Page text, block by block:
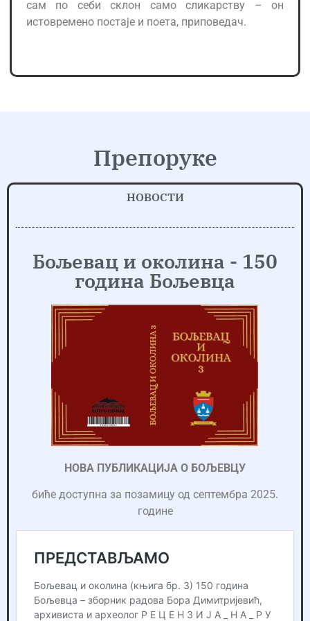
сам по себи склон само сликарству – он
истовремено постаје и поета, приповедач.
Препоруке
НОВОСТИ
Бољевац и околина - 150
година Бољевца
НОВА ПУБЛИКАЦИЈА О БОЉЕВЦУ
биће доступна за позамицу од септембра 2025.
године